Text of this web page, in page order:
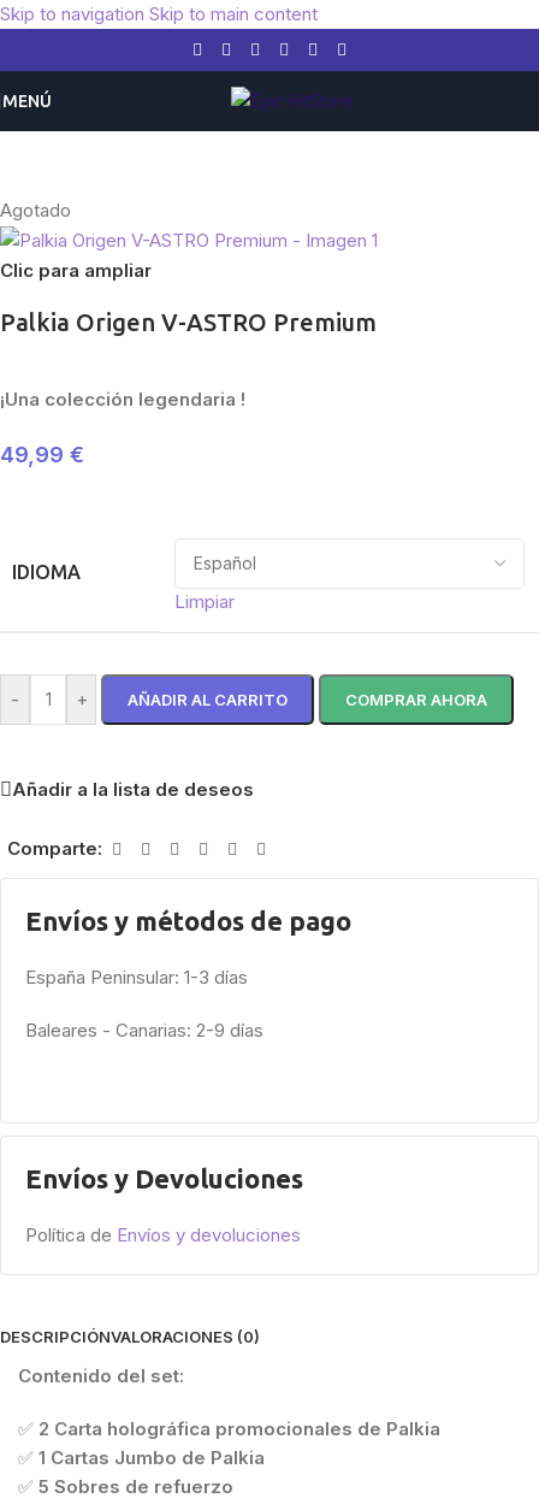
Skip to navigation Skip to main content
MENÚ
Agotado
Clic para ampliar
Palkia Origen V-ASTRO Premium
¡Una colección legendaria !
49,99 €
IDIOMA
Limpiar
- + AÑADIR AL CARRITO COMPRAR AHORA
Añadir a la lista de deseos
Comparte:
Envíos y métodos de pago
España Peninsular: 1-3 días
Baleares - Canarias: 2-9 días
Envíos y Devoluciones
Política de Envíos y devoluciones
DESCRIPCIÓNVALORACIONES (0)
Contenido del set:
✅ 2 Carta holográfica promocionales de Palkia
✅ 1 Cartas Jumbo de Palkia
✅ 5 Sobres de refuerzo